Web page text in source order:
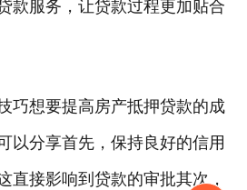
款服务，让贷款过程更加贴合
巧想要提高房产抵押贷款的成
以分享首先，保持良好的信用
直接影响到贷款的审批其次，